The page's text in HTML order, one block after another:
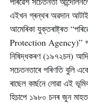
এইখন গ্ৰন্থৰ অৱদান
আমেৰিকা যুক্তৰাষ্ট্ৰত
Protection Agency)”
নিষিদ্ধকৰণ (১৯৭২চন) আদি
সচেতনতাৰে পৰিণতি বুলি
ৰাছেল কাৰ্ছনে লোৱা এই
হিচাপে ১৯৮০ চনৰ জুন